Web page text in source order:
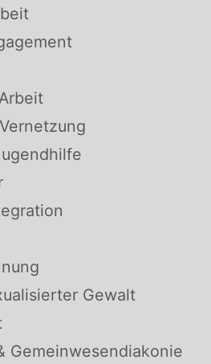
Gewalt
Gemeinwesendiakonie